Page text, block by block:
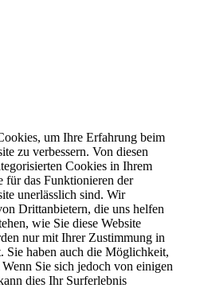
um Ihre Erfahrung beim
zu verbessern. Von diesen
Cookies in Ihrem
für das Funktionieren der
unerlässlich sind. Wir
Drittanbietern, die uns helfen
wie Sie diese Website
nur mit Ihrer Zustimmung in
Sie haben auch die Möglichkeit,
Sie sich jedoch von einigen
dies Ihr Surferlebnis